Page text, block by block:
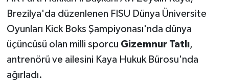
Brezilya'da düzenlenen FISU Dünya Üniversite
Oyunları Kick Boks Şampiyonası'nda dünya
üçüncüsü olan milli sporcu Gizemnur Tatlı,
antrenörü ve ailesini Kaya Hukuk Bürosu'nda
ağırladı.
TARİH
TEKNOLOJİ